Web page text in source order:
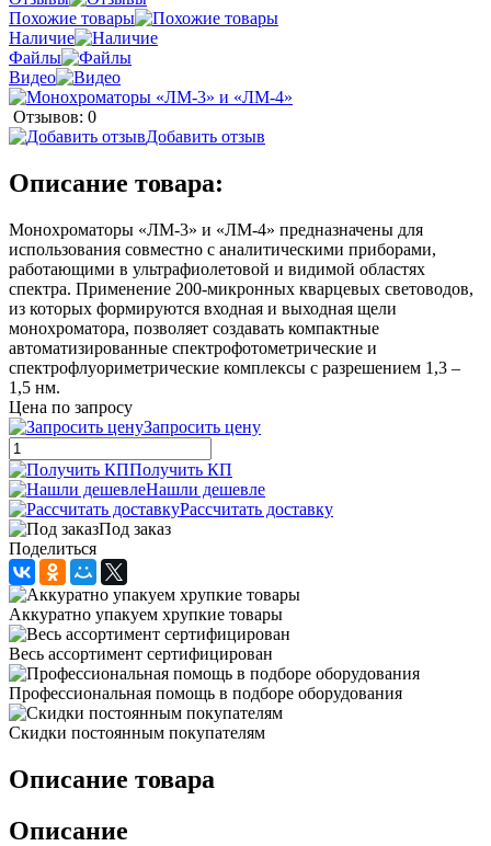
Похожие товары
Наличие
Файлы
Видео
Отзывов: 0
Добавить отзыв
Описание товара:
Монохроматоры «ЛМ-3» и «ЛМ-4» предназначены для
использования совместно с аналитическими приборами,
работающими в ультрафиолетовой и видимой областях
спектра. Применение 200-микронных кварцевых световодов,
из которых формируются входная и выходная щели
монохроматора, позволяет создавать компактные
автоматизированные спектрофотометрические и
спектрофлуориметрические комплексы с разрешением 1,3 –
1,5 нм.
Цена по запросу
Запросить цену
Получить КП
Нашли дешевле
Рассчитать доставку
Под заказ
Поделиться
Аккуратно упакуем хрупкие товары
Весь ассортимент сертифицирован
Профессиональная помощь в подборе оборудования
Скидки постоянным покупателям
Описание товара
Описание